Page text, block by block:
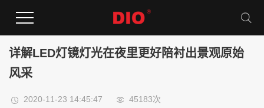
详解LED灯镜​灯光在夜里更好陪衬出景观原始
风采
2020-11-23 14:45:47 45183次